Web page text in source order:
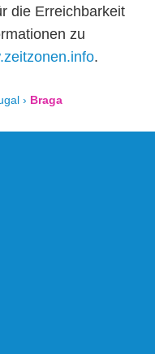
die Erreichbarkeit
zu
.
› Braga